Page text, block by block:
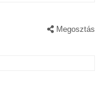
Megosztás